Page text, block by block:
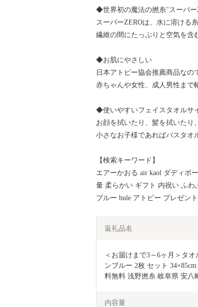
◆世界初の魔法の撚糸"スーパ
スーパーZEROは、水に溶ける
繊維の間にたっぷりと空気を含
◆お肌にやさしい
日本アトピー協会推薦商品なの
赤ちゃんや女性、成人男性まで
◆使いやすいフェイスタオルサ
お顔を拭いたり、髪を拭いたり
小さなお子様であればバスタオ
【検索キーワード】
エアーかおる air kaol ダディボ
量 柔らかい ギフト 内祝い ふ
ブルー bule アトピー プレゼン
返礼品名
＜お届けまで3～6ヶ月＞タ
ンブルー 2枚 セット
料無料 浅野撚糸 岐阜県 安八
内容量